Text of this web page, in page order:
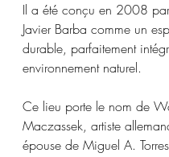
Il a été conçu en 2008 par
Javier Barba comme un
durable, parfaitement
environnement naturel.
Ce lieu porte le nom de
Maczassek, artiste
épouse de Miguel A.